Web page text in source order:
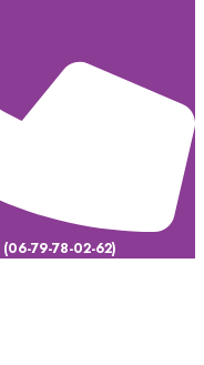
(06-79-78-02-62)